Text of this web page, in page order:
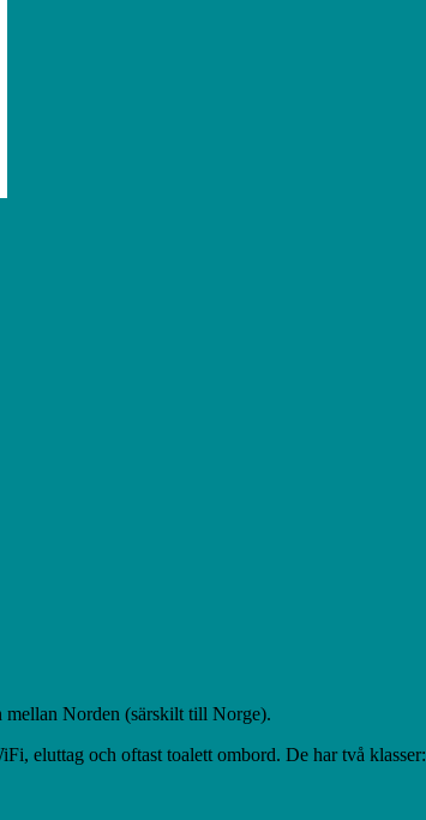
mellan Norden (särskilt till Norge).
eluttag och oftast toalett ombord. De har två klasser: